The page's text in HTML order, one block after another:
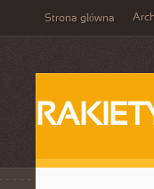
Strona główna